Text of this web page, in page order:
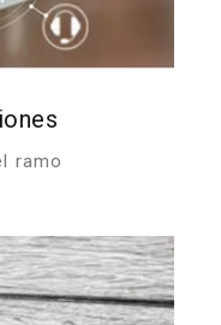
ramo